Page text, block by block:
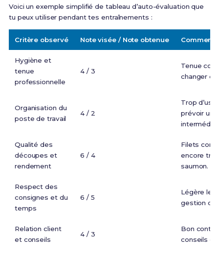
Voici un exemple simplifié de tableau d’auto-évaluation que
tu peux utiliser pendant tes entraînements :
Critère observé Note visée / Note obtenue
Hygiène et
tenue
professionnelle
4 / 3
Tenue
changer
Organisation du
poste de travail
4 / 2
Trop
prévoir un
Qualité des
découpes et
rendement
6 / 4
Filets
encore
saumon.
Respect des
consignes et du
temps
6 / 5
Légère
gestion de
Relation client
et conseils
4 / 3
Bon
conseils